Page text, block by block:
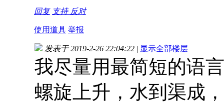
回复 支持 反对
使用道具 举报
发表于 2019-2-26 22:04:22 | 显示全部楼层
我尽量用最简短的语
螺旋上升，水到渠成